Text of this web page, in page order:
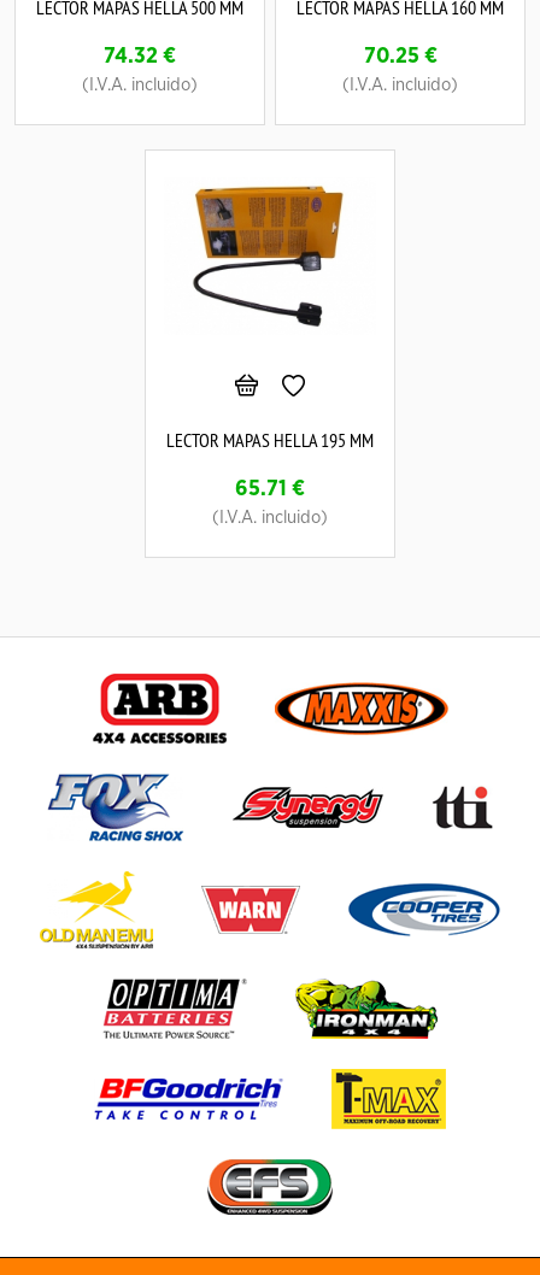
LECTOR MAPAS HELLA 500 MM
74.32 €
(I.V.A. incluido)
LECTOR MAPAS HELLA 160 MM
70.25 €
(I.V.A. incluido)
LECTOR MAPAS HELLA 195 MM
65.71 €
(I.V.A. incluido)